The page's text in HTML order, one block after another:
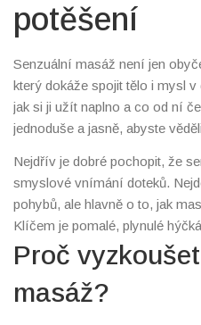
potěšení
Senzuální masáž není jen
který dokáže spojit tělo i mysl
jak si ji užít naplno a co od ní
jednoduše a jasně, abyste
Nejdřív je dobré pochopit, že
smyslové vnímání doteků.
pohybů, ale hlavně o to, jak
Klíčem je pomalé, plynulé
napětí a otevírá cestu k
Proč
masáž?